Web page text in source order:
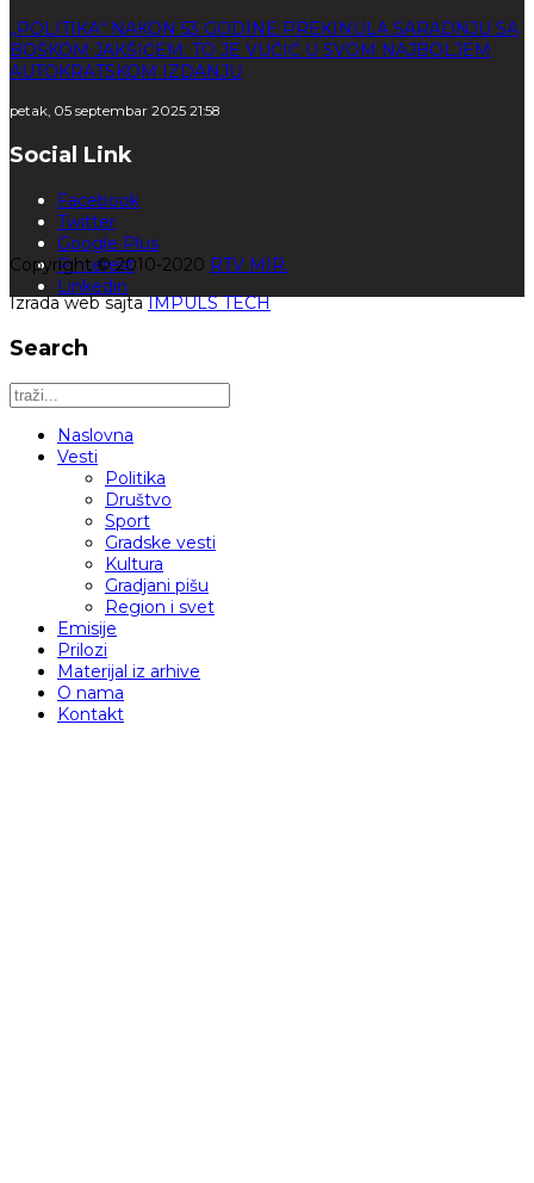
„POLITIKA“ NAKON 53 GODINE PREKINULA SARADNJU SA
BOŠKOM JAKŠIĆEM: TO JE VUČIĆ U SVOM NAJBOLJEM
AUTOKRATSKOM IZDANJU
petak, 05 septembar 2025 21:58
Social Link
Facebook
Twitter
Google Plus
Pinterest
Linkedin
Copyright © 2010-2020 RTV MIR.
Izrada web sajtaIMPULS TECH
Search
Naslovna
Vesti
Politika
Društvo
Sport
Gradske vesti
Kultura
Gradjani pišu
Region i svet
Emisije
Prilozi
Materijal iz arhive
O nama
Kontakt